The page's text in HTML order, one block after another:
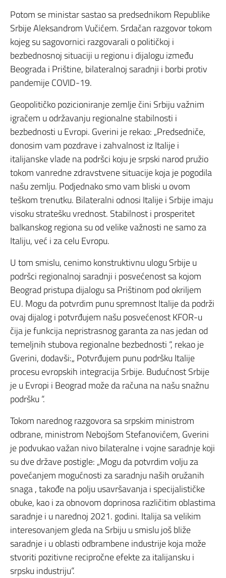
Potom se ministar sastao sa predsednikom Republike
Srbije Aleksandrom Vučićem. Srdačan razgovor tokom
kojeg su sagovornici razgovarali o političkoj i
bezbednosnoj situaciji u regionu i dijalogu između
Beograda i Prištine, bilateralnoj saradnji i borbi protiv
pandemije COVID-19.
Geopolitičko pozicioniranje zemlje čini Srbiju važnim
igračem u održavanju regionalne stabilnosti i
bezbednosti u Evropi. Gverini je rekao: „Predsedniče,
donosim vam pozdrave i zahvalnost iz Italije i
italijanske vlade na podršci koju je srpski narod pružio
tokom vanredne zdravstvene situacije koja je pogodila
našu zemlju. Podjednako smo vam bliski u ovom
teškom trenutku. Bilateralni odnosi Italije i Srbije imaju
visoku stratešku vrednost. Stabilnost i prosperitet
balkanskog regiona su od velike važnosti ne samo za
Italiju, već i za celu Evropu.
U tom smislu, cenimo konstruktivnu ulogu Srbije u
podršci regionalnoj saradnji i posvećenost sa kojom
Beograd pristupa dijalogu sa Prištinom pod okriljem
EU. Mogu da potvrdim punu spremnost Italije da podrži
ovaj dijalog i potvrđujem našu posvećenost KFOR-u
čija je funkcija nepristrasnog garanta za nas jedan od
temeljnih stubova regionalne bezbednosti “, rekao je
Gverini, dodavši:„ Potvrđujem punu podršku Italije
procesu evropskih integracija Srbije. Budućnost Srbije
je u Evropi i Beograd može da računa na našu snažnu
podršku “.
Tokom narednog razgovora sa srpskim ministrom
odbrane, ministrom Nebojšom Stefanovićem, Gverini
je podvukao važan nivo bilateralne i vojne saradnje koji
su dve države postigle: „Mogu da potvrdim volju za
povećanjem mogućnosti za saradnju naših oružanih
snaga , takođe na polju usavršavanja i specijalističke
obuke, kao i za obnovom doprinosa različitim oblastima
saradnje i u narednoj 2021. godini. Italija sa velikim
interesovanjem gleda na Srbiju u smislu još bliže
saradnje i u oblasti odbrambene industrije koja može
stvoriti pozitivne recipročne efekte za italijansku i
srpsku industriju“.